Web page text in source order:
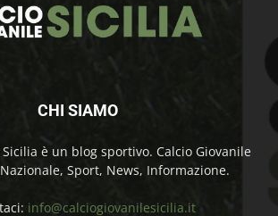
CHI SIAMO
è un blog sportivo. Calcio Giovanile
Sport, News, Informazione.
info@calciogiovanilesicilia.it